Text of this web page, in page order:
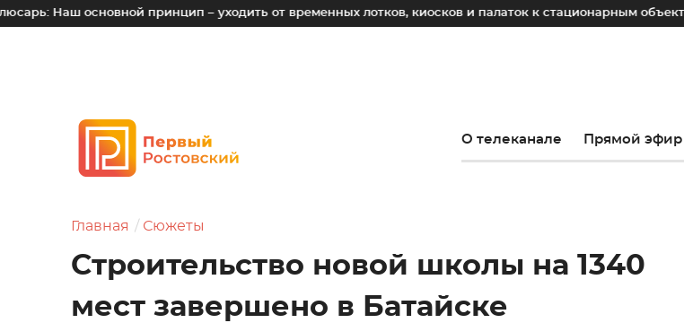
принцип – уходить от временных лотков, киосков и палаток к стационарным объектам торговли
О телеканале Прямой эфир
Главная Сюжеты
Строительство новой школы на 1340
мест завершено в Батайске